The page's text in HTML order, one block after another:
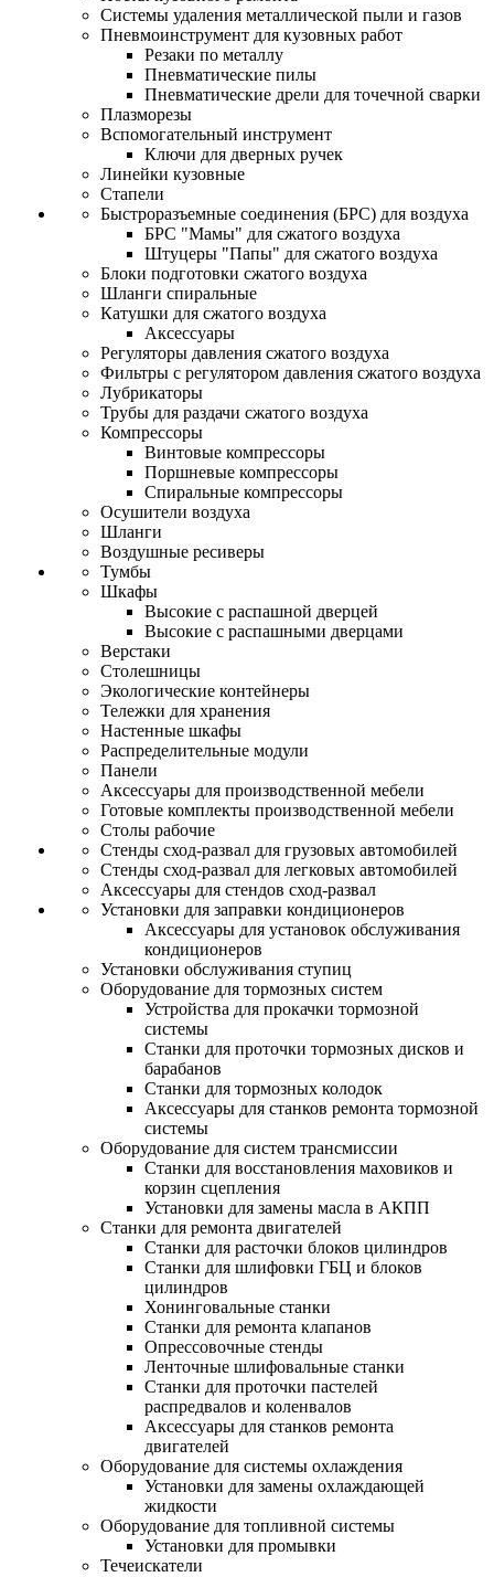
Системы удаления металлической пыли и газов
Пневмоинструмент для кузовных работ
Резаки по металлу
Пневматические пилы
Пневматические дрели для точечной сварки
Плазморезы
Вспомогательный инструмент
Ключи для дверных ручек
Линейки кузовные
Стапели
Быстроразъемные соединения (БРС) для воздуха
БРС "Мамы" для сжатого воздуха
Штуцеры "Папы" для сжатого воздуха
Блоки подготовки сжатого воздуха
Шланги спиральные
Катушки для сжатого воздуха
Аксессуары
Регуляторы давления сжатого воздуха
Фильтры с регулятором давления сжатого воздуха
Лубрикаторы
Трубы для раздачи сжатого воздуха
Компрессоры
Винтовые компрессоры
Поршневые компрессоры
Спиральные компрессоры
Осушители воздуха
Шланги
Воздушные ресиверы
Тумбы
Шкафы
Высокие с распашной дверцей
Высокие с распашными дверцами
Верстаки
Столешницы
Экологические контейнеры
Тележки для хранения
Настенные шкафы
Распределительные модули
Панели
Аксессуары для производственной мебели
Готовые комплекты производственной мебели
Столы рабочие
Стенды сход-развал для грузовых автомобилей
Стенды сход-развал для легковых автомобилей
Аксессуары для стендов сход-развал
Установки для заправки кондиционеров
Аксессуары для установок обслуживания
кондиционеров
Установки обслуживания ступиц
Оборудование для тормозных систем
Устройства для прокачки тормозной
системы
Станки для проточки тормозных дисков и
барабанов
Станки для тормозных колодок
Аксессуары для станков ремонта тормозной
системы
Оборудование для систем трансмиссии
Станки для восстановления маховиков и
корзин сцепления
Установки для замены масла в АКПП
Станки для ремонта двигателей
Станки для расточки блоков цилиндров
Станки для шлифовки ГБЦ и блоков
цилиндров
Хонинговальные станки
Станки для ремонта клапанов
Опрессовочные стенды
Ленточные шлифовальные станки
Станки для проточки пастелей
распредвалов и коленвалов
Аксессуары для станков ремонта
двигателей
Оборудование для системы охлаждения
Установки для замены охлаждающей
жидкости
Оборудование для топливной системы
Установки для промывки
Течеискатели